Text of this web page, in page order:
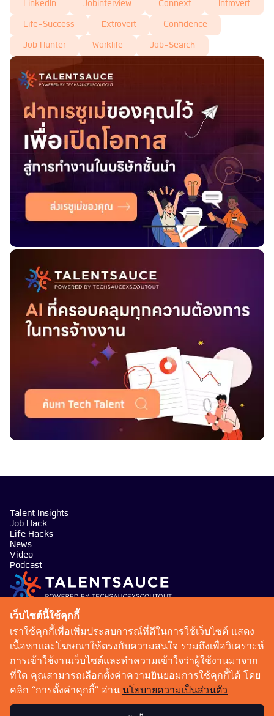
LinkedIn Jobinterview Connext Introvert
Life-Success Extrovert Confidence
Job Hunter Worklife Job-Search
Talent Insights
Job Hack
Life Hacks
News
Video
Podcast
บริษัท เทคซอส มีเดีย จำกัด
101 ทรู ดิจิทัล พาร์ค อาคาร กริฟฟิน ชั้น 14 ห้อง 1401
ถนนสุขุมวิท แขวงบางจาก เขตพระโขนง กรุงเทพมหานคร
10260
talentsauce@techsauce.co
02-001-5375
เว็บไซต์นี้ใช้คุกกี้
เราใช้คุกกี้เพื่อเพิ่มประสบการณ์ที่ดีในการใช้เว็บไซต์ แสดง
เนื้อหาและโฆษณาให้ตรงกับความสนใจ รวมถึงเพื่อวิเคราะห์
การเข้าใช้งานเว็บไซต์และทำความเข้าใจว่าผู้ใช้งานมาจาก
ที่ใด คุณสามารถเลือกตั้งค่าความยินยอมการใช้คุกกี้ได้ โดย
คลิก “การตั้งค่าคุกกี้” อ่าน นโยบายความเป็นส่วนตัว